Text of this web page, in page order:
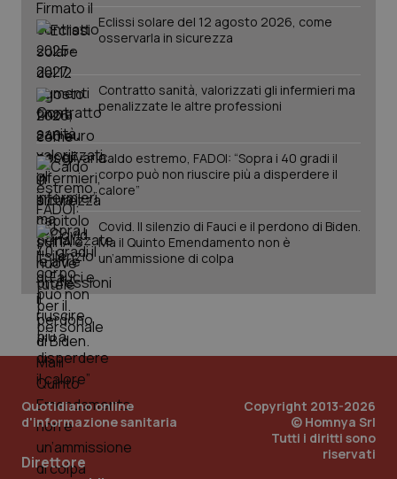
Eclissi solare del 12 agosto 2026, come
osservarla in sicurezza
Contratto sanità, valorizzati gli infermieri ma
penalizzate le altre professioni
Caldo estremo, FADOI: “Sopra i 40 gradi il
corpo può non riuscire più a disperdere il
calore”
Covid. Il silenzio di Fauci e il perdono di Biden.
Ma il Quinto Emendamento non è
un’ammissione di colpa
Quotidiano online
d'informazione sanitaria
Direttore
Copyright 2013-2026
© Homnya Srl
Tutti i diritti sono
riservati
tracking-sites-ironfish-
tracking-enable
tracking-sites-ironfish-
session-id
www.quotidianosanita.it
_ga
.quotidianosanita.it